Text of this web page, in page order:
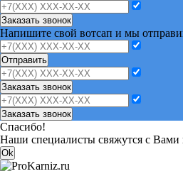
Заказать звонок
Напишите свой вотсап и мы
Отправить
Заказать звонок
Заказать звонок
Спасибо!
Наши специалисты свяжутся с Вами
Ok